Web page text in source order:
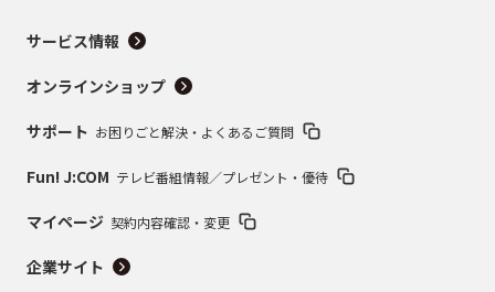
サービス情報
オンラインショップ
サポート お困りごと解決・よくあるご質問
Fun! J:COM テレビ番組情報／プレゼント・優待
マイページ 契約内容確認・変更
企業サイト